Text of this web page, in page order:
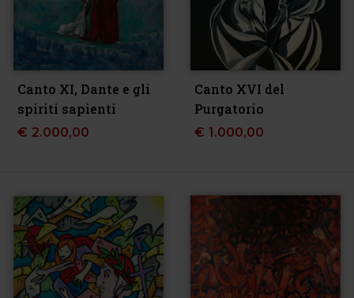
Canto XI, Dante e gli
spiriti sapienti
€ 2.000,00
Canto XVI del
Purgatorio
€ 1.000,00